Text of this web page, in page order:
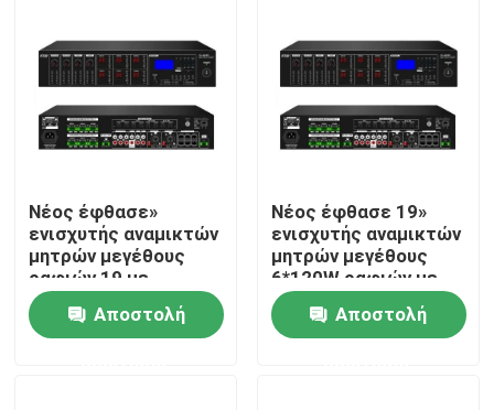
Νέος έφθασε»
ενισχυτής αναμικτών
μητρών μεγέθους
ραφιών 19 με
USB/SD/FM/BT
Αποστολή
Νέος έφθασε 19»
ενισχυτής αναμικτών
μητρών μεγέθους
6*120W ραφιών με
USB/SD/FM/BT
Αποστολή